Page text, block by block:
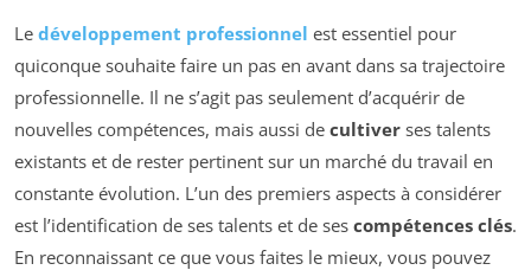
Le développement professionnel est essentiel pour
quiconque souhaite faire un pas en avant dans sa trajectoire
professionnelle. Il ne s’agit pas seulement d’acquérir de
nouvelles compétences, mais aussi de cultiver ses talents
existants et de rester pertinent sur un marché du travail en
constante évolution. L’un des premiers aspects à considérer
est l’identification de ses talents et de ses compétences clés.
En reconnaissant ce que vous faites le mieux, vous pouvez